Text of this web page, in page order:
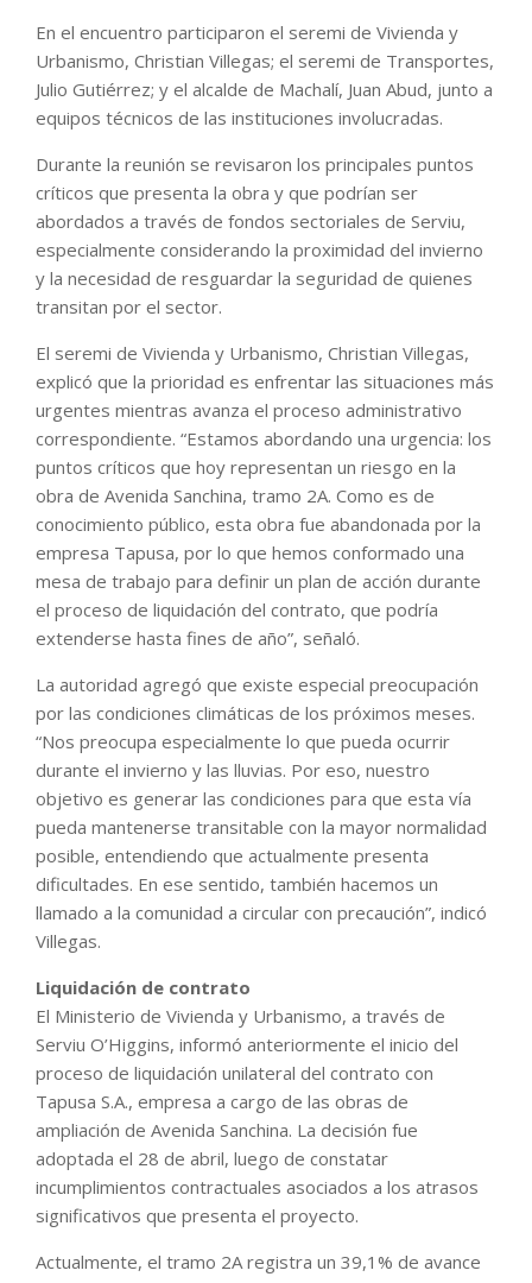
En el encuentro participaron el seremi de Vivienda y
Urbanismo, Christian Villegas; el seremi de Transportes,
Julio Gutiérrez; y el alcalde de Machalí, Juan Abud, junto a
equipos técnicos de las instituciones involucradas.
Durante la reunión se revisaron los principales puntos
críticos que presenta la obra y que podrían ser
abordados a través de fondos sectoriales de Serviu,
especialmente considerando la proximidad del invierno
y la necesidad de resguardar la seguridad de quienes
transitan por el sector.
El seremi de Vivienda y Urbanismo, Christian Villegas,
explicó que la prioridad es enfrentar las situaciones más
urgentes mientras avanza el proceso administrativo
correspondiente. “Estamos abordando una urgencia: los
puntos críticos que hoy representan un riesgo en la
obra de Avenida Sanchina, tramo 2A. Como es de
conocimiento público, esta obra fue abandonada por la
empresa Tapusa, por lo que hemos conformado una
mesa de trabajo para definir un plan de acción durante
el proceso de liquidación del contrato, que podría
extenderse hasta fines de año”, señaló.
La autoridad agregó que existe especial preocupación
por las condiciones climáticas de los próximos meses.
“Nos preocupa especialmente lo que pueda ocurrir
durante el invierno y las lluvias. Por eso, nuestro
objetivo es generar las condiciones para que esta vía
pueda mantenerse transitable con la mayor normalidad
posible, entendiendo que actualmente presenta
dificultades. En ese sentido, también hacemos un
llamado a la comunidad a circular con precaución”, indicó
Villegas.
Liquidación de contrato
El Ministerio de Vivienda y Urbanismo, a través de
Serviu O’Higgins, informó anteriormente el inicio del
proceso de liquidación unilateral del contrato con
Tapusa S.A., empresa a cargo de las obras de
ampliación de Avenida Sanchina. La decisión fue
adoptada el 28 de abril, luego de constatar
incumplimientos contractuales asociados a los atrasos
significativos que presenta el proyecto.
Actualmente, el tramo 2A registra un 39,1% de avance